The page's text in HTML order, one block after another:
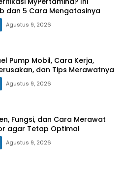
dan 5 Cara Mengatasinya
Agustus 9, 2026
Pump Mobil, Cara Kerja,
dan Tips Merawatnya
Agustus 9, 2026
Fungsi, dan Cara Merawat
agar Tetap Optimal
Agustus 9, 2026